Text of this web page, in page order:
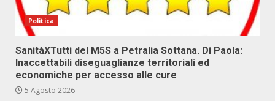
Politica
SanitàXTutti del M5S a Petralia Sottana. Di Paola:
Inaccettabili diseguaglianze territoriali ed
economiche per accesso alle cure
5 Agosto 2026